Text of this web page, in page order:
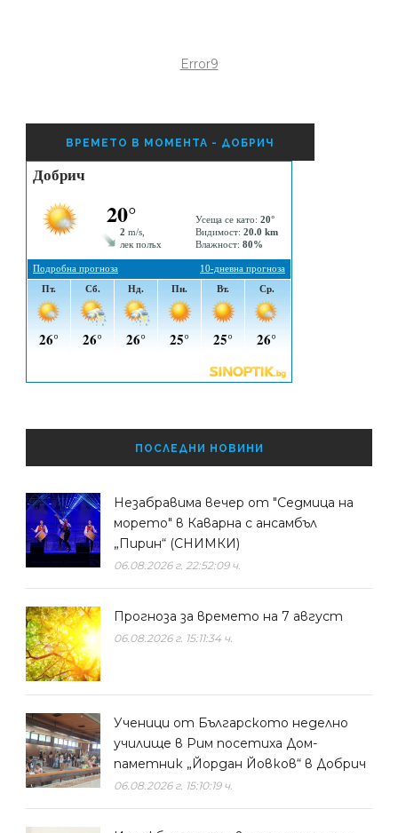
Error9
ВРЕМЕТО В МОМЕНТА - ДОБРИЧ
ПОСЛЕДНИ НОВИНИ
Незабравима вечер от "Седмица на
морето" в Каварна с ансамбъл
„Пирин“ (СНИМКИ)
06.08.2026 г. 22:52:09 ч.
Прогноза за времето на 7 август
06.08.2026 г. 15:11:34 ч.
Ученици от Българското неделно
училище в Рим посетиха Дом-
паметник „Йордан Йовков“ в Добрич
06.08.2026 г. 15:10:19 ч.